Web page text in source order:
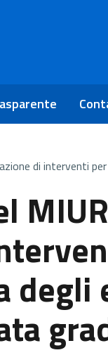
di interventi
degli